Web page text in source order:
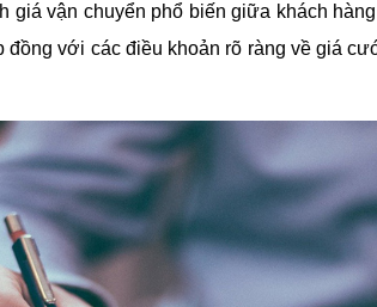
vận chuyển phổ biến giữa khách
đồng với các điều khoản rõ ràng về giá